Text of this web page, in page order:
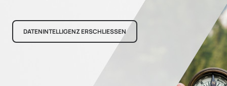
DATENINTELLIGENZ ERSCHLIESSEN